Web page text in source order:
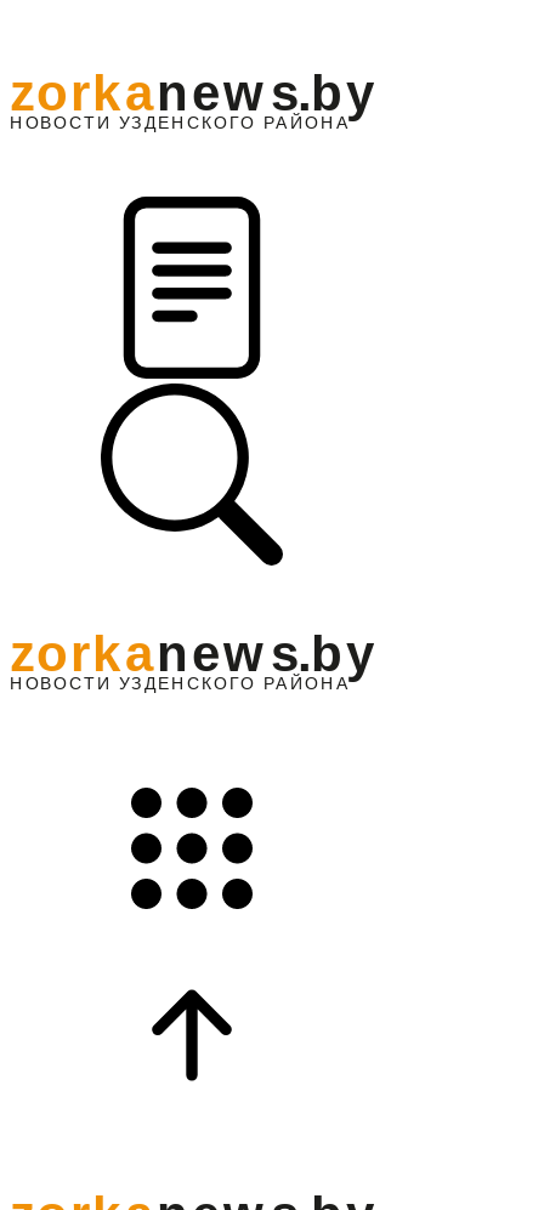
НО ВОСТИ УЗДЕНС КО ГО РАЙОНА
zorkanews.by